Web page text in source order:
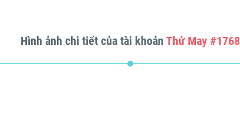
Hình ảnh chi tiết của tài khoản Thử May #1768